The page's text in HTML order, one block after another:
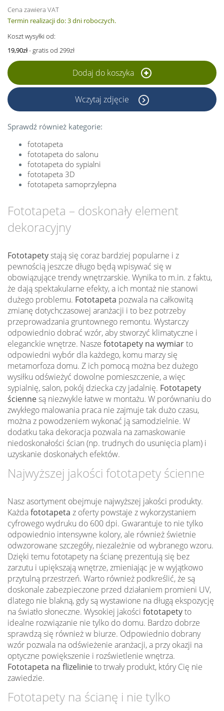
Cena zawiera VAT
Termin realizacji do: 3 dni roboczych.
Koszt wysyłki od:
19,90zł- gratis od 299zł
Dodaj do koszyka
Wczytaj zdjęcie
Sprawdź również kategorie:
fototapeta
fototapeta do salonu
fototapeta do sypialni
fototapeta 3D
fototapeta samoprzylepna
Fototapeta – doskonały element
dekoracyjny
Fototapetystają się coraz bardziej popularne i z
pewnością jeszcze długo będą wpisywać się w
obowiązujące trendy wnętrzarskie. Wynika to m.in. z faktu,
że dają spektakularne efekty, a ich montaż nie stanowi
dużego problemu. Fototapeta pozwala na całkowitą
zmianę dotychczasowej aranżacji i to bez potrzeby
przeprowadzania gruntownego remontu. Wystarczy
odpowiednio dobrać wzór, aby stworzyć klimatyczne i
eleganckie wnętrze. Nasze fototapety na wymiarto
odpowiedni wybór dla każdego, komu marzy się
metamorfoza domu. Z ich pomocą można bez dużego
wysiłku odświeżyć dowolne pomieszczenie, a więc
sypialnię, salon, pokój dziecka czy jadalnię. Fototapety
ściennesą niezwykle łatwe w montażu. W porównaniu do
zwykłego malowania praca nie zajmuje tak dużo czasu,
można z powodzeniem wykonać ją samodzielnie. W
dodatku taka dekoracja pozwala na zamaskowanie
niedoskonałości ścian (np. trudnych do usunięcia plam) i
uzyskanie doskonałych efektów.
Najwyższej jakości fototapety ścienne
Nasz asortyment obejmuje najwyższej jakości produkty.
Każdafototapeta z oferty powstaje z wykorzystaniem
cyfrowego wydruku do 600 dpi. Gwarantuje to nie tylko
odpowiednio intensywne kolory, ale również świetnie
odwzorowane szczegóły, niezależnie od wybranego wzoru.
Dzięki temu fototapety na ścianę prezentują się bez
zarzutu i upiększają wnętrze, zmieniając je w wyjątkowo
przytulną przestrzeń. Warto również podkreślić, że są
doskonale zabezpieczone przed działaniem promieni UV,
dlatego nie blakną, gdy są wystawione na długą ekspozycję
na światło słoneczne. Wysokiej jakości fototapetyto
idealne rozwiązanie nie tylko do domu. Bardzo dobrze
sprawdzą się również w biurze. Odpowiednio dobrany
wzór pozwala na odświeżenie aranżacji, a przy okazji na
optyczne powiększenie i rozświetlenie wnętrza.
Fototapeta na flizelinieto trwały produkt, który Cię nie
zawiedzie.
Fototapety na ścianę i nie tylko